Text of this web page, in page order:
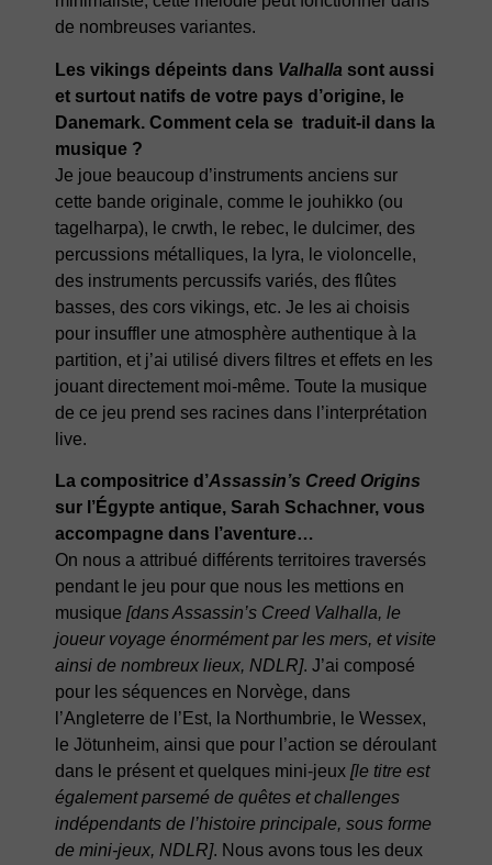
de nombreuses variantes.
Les vikings dépeints dans Valhalla sont aussi
et surtout natifs de votre pays d’origine, le
Danemark. Comment cela se traduit-il dans la
musique ?
Je joue beaucoup d’instruments anciens sur
cette bande originale, comme le jouhikko (ou
tagelharpa), le crwth, le rebec, le dulcimer, des
percussions métalliques, la lyra, le violoncelle,
des instruments percussifs variés, des flûtes
basses, des cors vikings, etc. Je les ai choisis
pour insuffler une atmosphère authentique à la
partition, et j’ai utilisé divers filtres et effets en les
jouant directement moi-même. Toute la musique
de ce jeu prend ses racines dans l’interprétation
live.
La compositrice d’Assassin’s Creed Origins
sur l’Égypte antique, Sarah Schachner, vous
accompagne dans l’aventure…
On nous a attribué différents territoires traversés
pendant le jeu pour que nous les mettions en
musique [dans Assassin’s Creed Valhalla, le
joueur voyage énormément par les mers, et visite
ainsi de nombreux lieux, NDLR]. J’ai composé
pour les séquences en Norvège, dans
l’Angleterre de l’Est, la Northumbrie, le Wessex,
le Jötunheim, ainsi que pour l’action se déroulant
dans le présent et quelques mini-jeux [le titre est
également parsemé de quêtes et challenges
indépendants de l’histoire principale, sous forme
de mini-jeux, NDLR]. Nous avons tous les deux